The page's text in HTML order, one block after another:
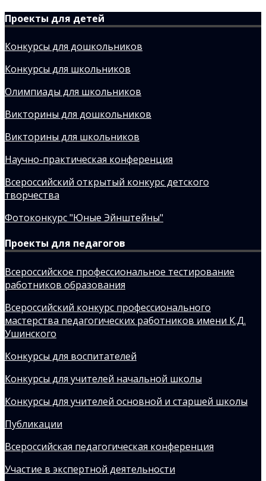
Проекты для детей
Конкурсы для дошкольников
Конкурсы для школьников
Олимпиады для школьников
Викторины для дошкольников
Викторины для школьников
Научно-практическая конференция
Всероссийский открытый конкурс детского
творчества
Фотоконкурс "Юные Эйнштейны"
Проекты для педагогов
Всероссийское профессиональное тестирование
работников образования
Всероссийский конкурс профессионального
мастерства педагогических работников имени К.Д.
Ушинского
Конкурсы для воспитателей
Конкурсы для учителей начальной школы
Конкурсы для учителей основной и старшей школы
Публикации
Всероссийская педагогическая конференция
Участие в экспертной деятельности